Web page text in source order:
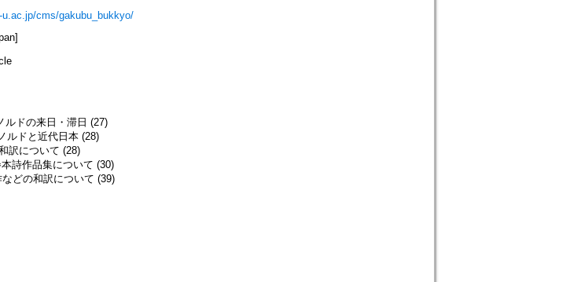
u.ac.jp/cms/gakubu_bukkyo/
ルドの来日・滞日 (27)
ルドと近代日本 (28)
訳について (28)
詩作品集について (30)
どの和訳について (39)